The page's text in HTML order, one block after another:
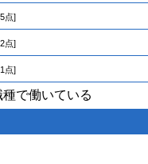
点]
点]
点]
で働いている